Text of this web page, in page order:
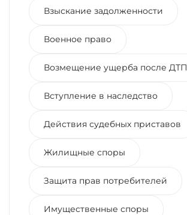
Взыскание задолженности
Военное право
Возмещение ущерба после ДТП
Вступление в наследство
Действия судебных приставов
Жилищные споры
Защита прав потребителей
Имущественные споры